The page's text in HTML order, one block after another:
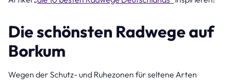
Die schönsten Radwege auf
Borkum
Wegen der Schutz- und Ruhezonen für seltene Arten